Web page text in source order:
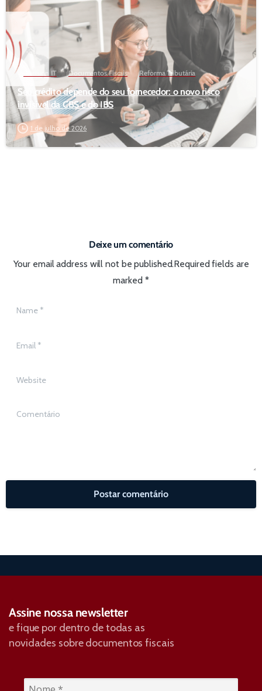
Decision IT Documentos Fiscais Reforma Tributária
Seu crédito depende do seu fornecedor: o novo risco
invisível da CBS e do IBS
1 de julho de 2026
Deixe um comentário
Your email address will not be published.Required fields are
marked *
Name
Email
Website
Comentário
Assine nossa newsletter
e fique por dentro de todas as
novidades sobre documentos fiscais